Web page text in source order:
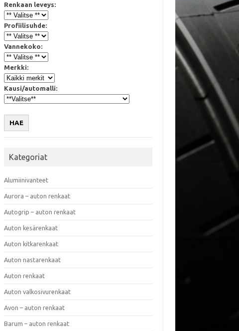
Renkaan leveys:
Profiilisuhde:
Vannekoko:
Merkki:
Kausi/automalli:
HAE
Kategoriat
Alumiinivanteet
Aurora – auton renkaat
Autogrip – auton renkaat
Auton kesärenkaat
Auton kitkarenkaat
Auton nastarenkaat
Auton renkaat
Auton valkosivurenkaat
Avon – auton renkaat
Barum – auton renkaat